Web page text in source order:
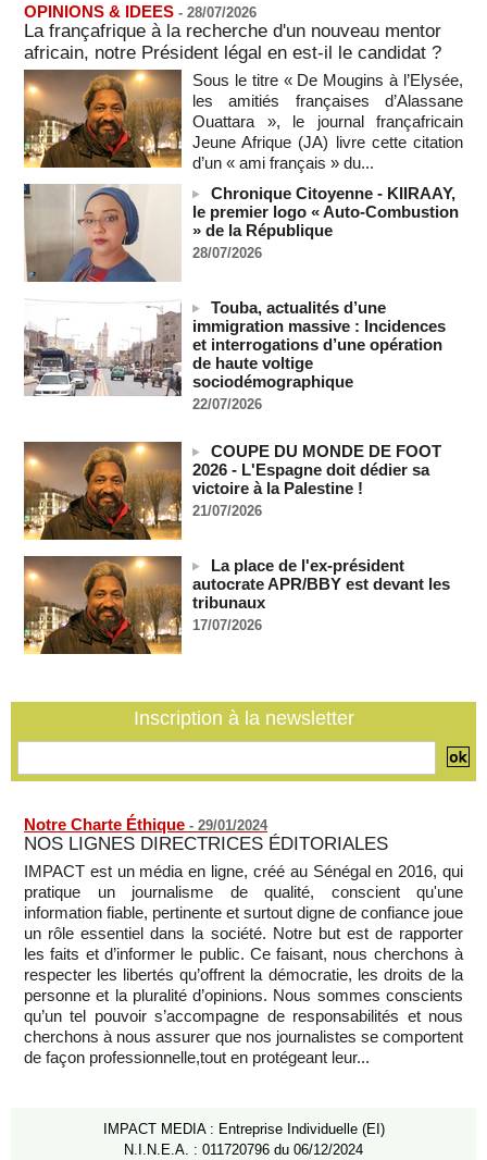
06/08/2026 -
Soudan du Sud : Les avocats de Riek Machar sollicitent un
accès à leur client avant la prochaine audience
06/08/2026 -
France-Algérie: l'affaire Mehdi Laribi relance la coopération
policière contre le narcotrafic
06/08/2026 -
Guinée : l'absence du président Doumbouya ravive les
tensions politiques
06/08/2026 -
Bénin: le nouveau Sénat élit son premier président
06/08/2026 -
La Centrafrique et le Cameroun apaisent les tensions après
un incident frontalier
06/08/2026 -
Vu & Lu sur X - Donald Trump dans le piège à milliards de la
BBC
Urbanisation rapide - Le délégué de quartier face aux défis
d'une banlieue durable
06/08/2026 -
Cameroun : des migrants expulsés des États-Unis
saisissent la justice pour contester l'accord migratoire avec
Washington
06/08/2026 -
La Russie dénonce une « persécution politique » après
l'expulsion de la chroniqueuse Xenia Fedorova par la France
06/08/2026 -
solutions
OPINIONS & IDEES - 28/07/2026
La françafrique à la recherche d'un nouveau mentor
africain, notre Président légal en est-il le candidat ?
Sous le titre « De Mougins à l’Elysée,
les amitiés françaises d’Alassane
Ouattara », le journal françafricain
Jeune Afrique (JA) livre cette citation
d’un « ami français » du...
Chronique Citoyenne - KIIRAAY,
le premier logo « Auto-Combustion
» de la République
28/07/2026
Touba, actualités d’une
immigration massive : Incidences
et interrogations d’une opération
de haute voltige
sociodémographique
22/07/2026
COUPE DU MONDE DE FOOT
2026 - L'Espagne doit dédier sa
victoire à la Palestine !
21/07/2026
La place de l'ex-président
autocrate APR/BBY est devant les
tribunaux
17/07/2026
Inscription à la newsletter
Notre Charte Éthique - 29/01/2024
NOS LIGNES DIRECTRICES ÉDITORIALES
IMPACT est un média en ligne, créé au Sénégal en 2016, qui
pratique un journalisme de qualité, conscient qu'une
information fiable, pertinente et surtout digne de confiance joue
un rôle essentiel dans la société. Notre but est de rapporter
les faits et d’informer le public. Ce faisant, nous cherchons à
respecter les libertés qu’offrent la démocratie, les droits de la
personne et la pluralité d’opinions. Nous sommes conscients
qu’un tel pouvoir s’accompagne de responsabilités et nous
cherchons à nous assurer que nos journalistes se comportent
de façon professionnelle,tout en protégeant leur...
IMPACT MEDIA : Entreprise Individuelle (EI)
N.I.N.E.A. : 011720796 du 06/12/2024